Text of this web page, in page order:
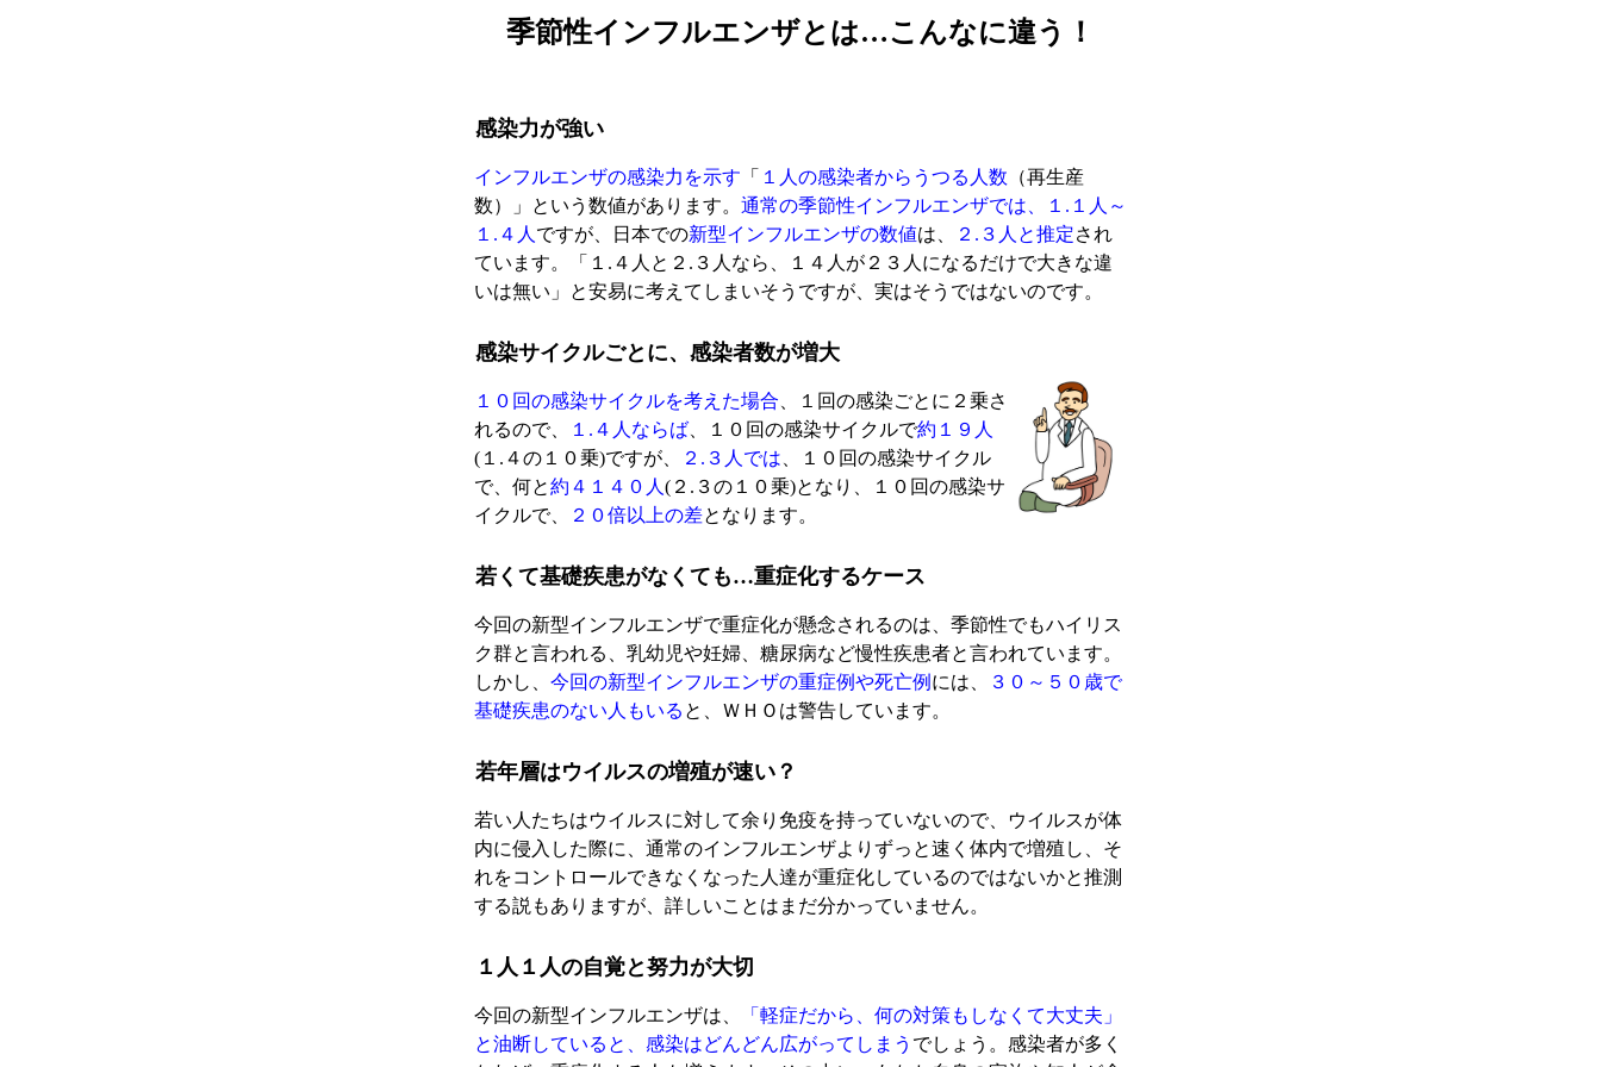
季節性インフルエンザとは…こんなに違う！
感染力が強い
インフルエンザの感染力を示す 「 １人の感染者からうつる人数 （再生産
数）」という数値があります。 通常の季節性インフルエンザでは、１.１人～
１.４人 ですが、日本での新型インフルエンザの数値は、 ２.３人と推定され
ています。「１.４人と２.３人なら、１４人が２３人になるだけで大きな違
いは無い」と安易に考えてしまいそうですが、実はそうではないのです。
感染サイクルごとに、感染者数が増大
１０回の感染サイクルを考えた場合 、１回の感染ごとに２乗さ
れるので、
１.４人ならば 、１０回の感染サイクルで約１９人
(１.４の１０乗)ですが、
２.３人では 、１０回の感染サイクル
で、何と約４１４０人 (２.３の１０乗)となり、１０回の感染サ
イクルで、
２０倍以上の差となります。
若くて基礎疾患がなくても…重症化するケース
今回の新型インフルエンザで重症化が懸念されるのは、季節性でもハイリス
ク群と言われる、乳幼児や妊婦、糖尿病など慢性疾患者と言われています。
しかし、 今回の新型インフルエンザの重症例や死亡例 には、
３０～５０歳で
基礎疾患のない人もいる と、ＷＨＯは警告しています。
若年層はウイルスの増殖が速い？
若い人たちはウイルスに対して余り免疫を持っていないので、ウイルスが体
内に侵入した際に、通常のインフルエンザよりずっと速く体内で増殖し、そ
れをコントロールできなくなった人達が重症化しているのではないかと推測
する説もありますが、詳しいことはまだ分かっていません。
１人１人の自覚と努力が大切
今回の新型インフルエンザは、
「軽症だから、何の対策もしなくて大丈夫」
と油断していると、感染はどんどん広がってしまう でしょう。感染者が多く